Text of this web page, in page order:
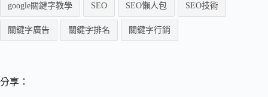
google關鍵字教學 SEO SEO懶人包 SEO技術
關鍵字廣告 關鍵字排名 關鍵字行銷
分享：